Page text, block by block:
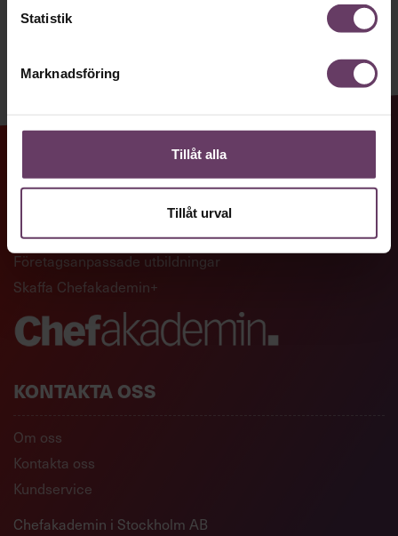
Statistik
Marknadsföring
Tillåt alla
Tillåt urval
Ledarskapsutbildningar
Företagsanpassade utbildningar
Skaffa Chefakademin+
KONTAKTA OSS
Om oss
Kontakta oss
Kundservice
Chefakademin i Stockholm AB